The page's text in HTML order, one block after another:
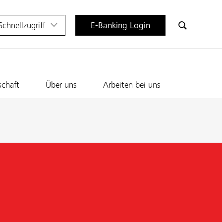
E-Banking Login
Über uns Arbeiten bei uns